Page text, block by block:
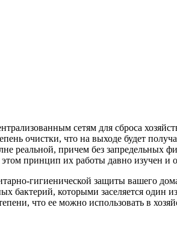
сетям для сброса
очистки, что на выходе будет
реальной, причем без запредельных
принцип их работы давно изучен
гигиенической защиты вашего
бактерий, которыми заселяется один
что ее можно использовать в